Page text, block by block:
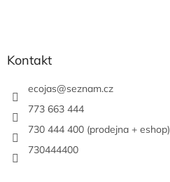
Kontakt
ecojas@seznam.cz
773 663 444
730 444 400 (prodejna + eshop)
730444400